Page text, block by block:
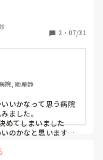
ておらず何かに特
らだと思います。
2 ・ 07/31
院, 助産師
いかなって思う病院
ました。
めてしまいました
のかなと思います。
ってるのでここまで